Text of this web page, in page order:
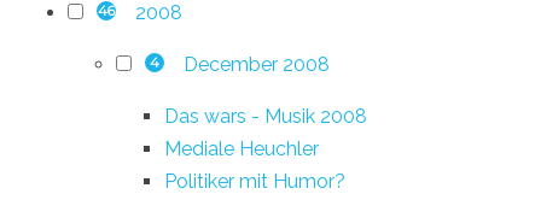
46 2008
4 December 2008
Das wars - Musik 2008
Mediale Heuchler
Politiker mit Humor?